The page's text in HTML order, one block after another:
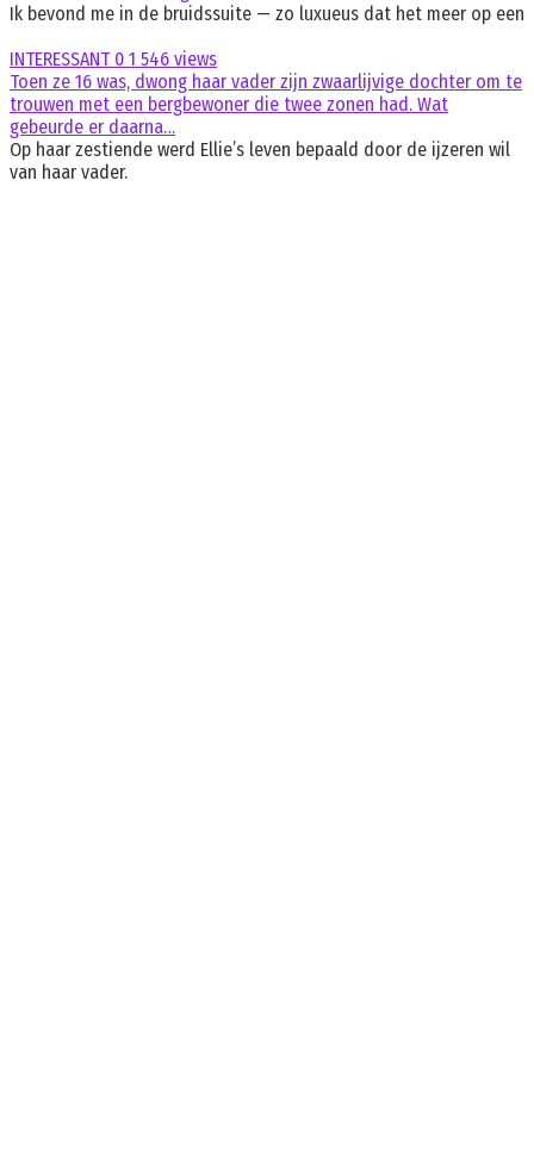
Ik bevond me in de bruidssuite — zo luxueus dat het meer op een
INTERESSANT0 1 546 views
Toen ze 16 was, dwong haar vader zijn zwaarlijvige dochter om te
trouwen met een bergbewoner die twee zonen had. Wat
gebeurde er daarna…
Op haar zestiende werd Ellie’s leven bepaald door de ijzeren wil
van haar vader.